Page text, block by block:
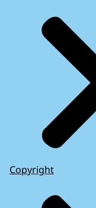
Copyright